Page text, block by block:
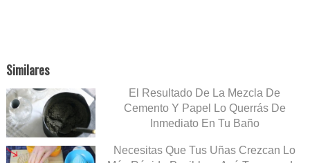
Similares
El Resultado De La Mezcla De
Cemento Y Papel Lo Querrás De
Inmediato En Tu Baño
Necesitas Que Tus Uñas Crezcan Lo